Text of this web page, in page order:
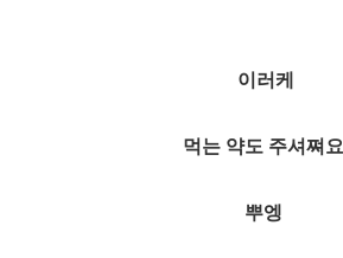
이러케
먹는 약도 주셔쪄요
뿌엥